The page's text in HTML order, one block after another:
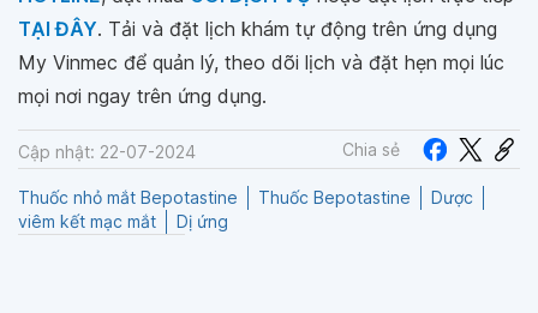
TẠI ĐÂY. Tải và đặt lịch khám tự động trên ứng dụng
My Vinmec để quản lý, theo dõi lịch và đặt hẹn mọi lúc
mọi nơi ngay trên ứng dụng.
Cập nhật: 22-07-2024 Chia sẻ
Thuốc nhỏ mắt Bepotastine Thuốc Bepotastine
Dược
viêm kết mạc mắt
Dị ứng